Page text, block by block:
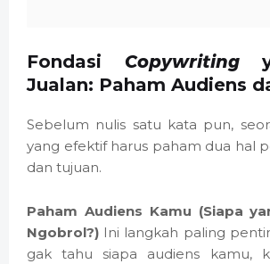
Fondasi Copywriting
Jualan: Paham Audiens
Sebelum nulis satu kata pun,
yang efektif harus paham dua hal
dan tujuan.
Paham Audiens Kamu (Siapa
Ngobrol?) Ini langkah paling
gak tahu siapa audiens kamu,